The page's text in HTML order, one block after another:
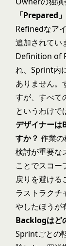
「Prepared
Refinedなア
追加されてい
Definition of
れ、Sprint内
ありません。
すが、すべて
というわけで
デザイナー
すか？ 作業
検討が重要な
ことでスコ
戻りを避ける
ラストラクチ
やしたほうが
Backlogはど
Sprintごとの